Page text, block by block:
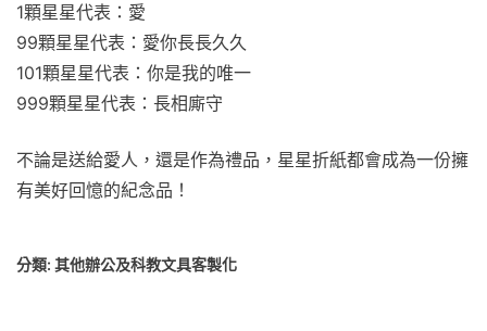
1顆星星代表：愛
99顆星星代表：愛你長長久久
101顆星星代表：你是我的唯一
999顆星星代表：長相廝守
不論是送給愛人，還是作為禮品，星星折紙都會成為一份擁
有美好回憶的紀念品！
分類: 其他辦公及科教文具客製化